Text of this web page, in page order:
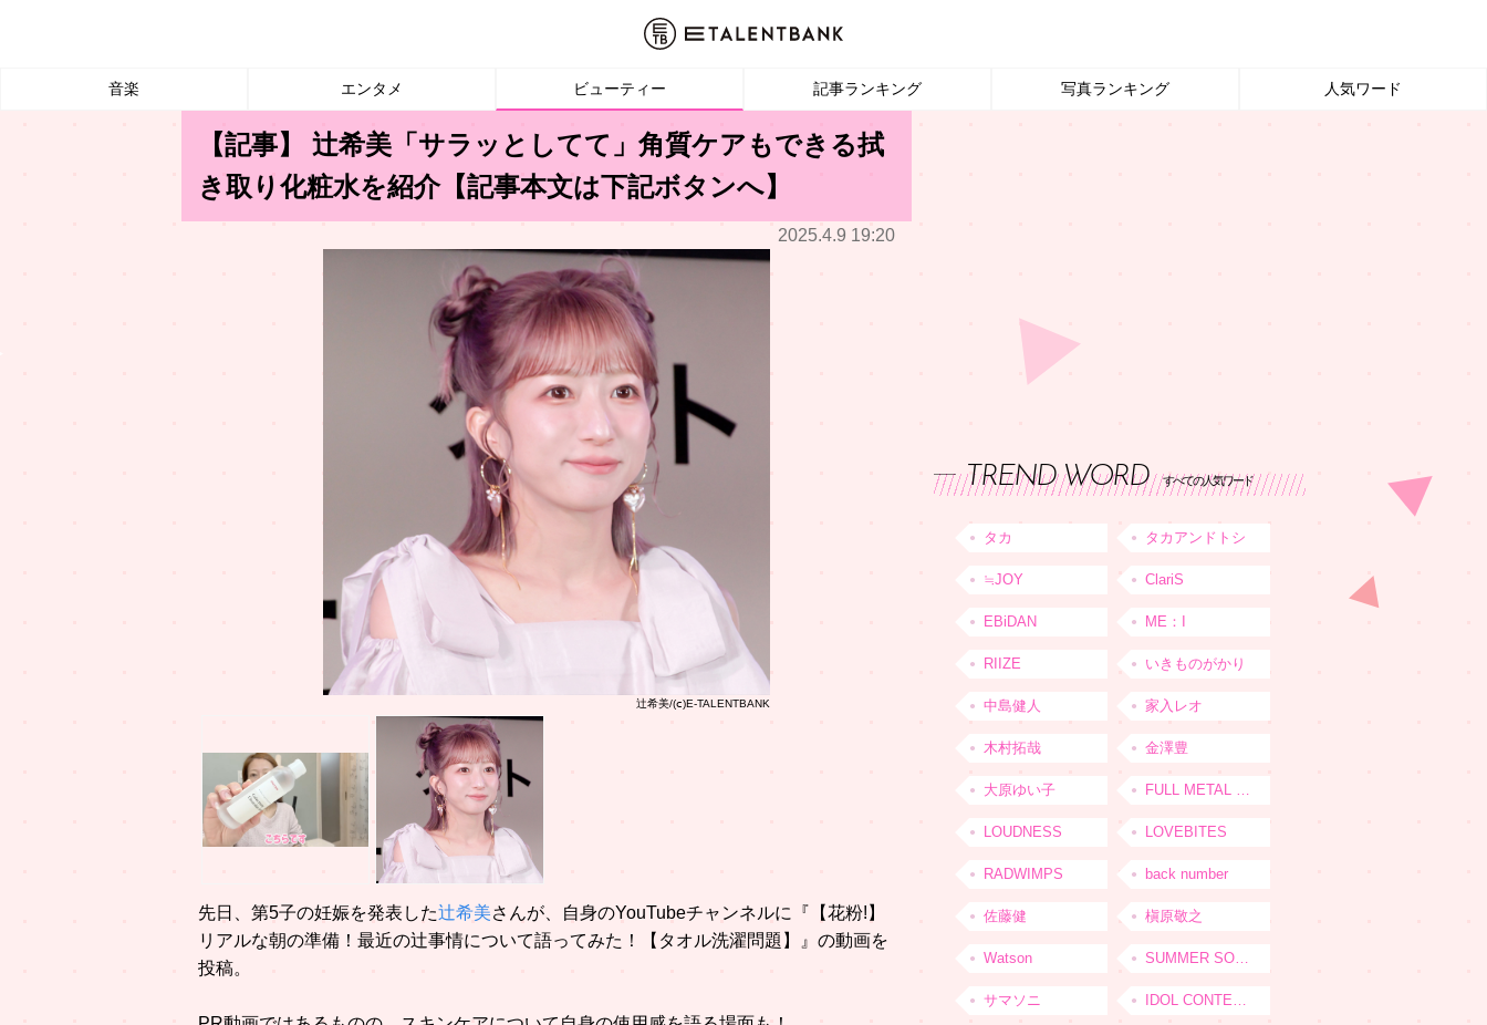
音楽 エンタメ ビューティー 記事ランキング 写真ランキング 人気ワード
【記事】 辻希美「サラッとしてて」角質ケアもできる拭
き取り化粧水を紹介【記事本文は下記ボタンへ】
2025.4.9 19:20
辻希美/(ⅽ)E-TALENTBANK
先日、第5子の妊娠を発表した辻希美さんが、自身のYouTubeチャンネルに『【花粉!】
リアルな朝の準備！最近の辻事情について語ってみた！【タオル洗濯問題】』の動画を
投稿。
TREND WORD すべての人気ワード
タカ タカアンドトシ
≒JOY ClariS
EBiDAN ME：I
RIIZE いきものがかり
中島健人 家入レオ
木村拓哉 金澤豊
大原ゆい子 FULL METAL JAPAN 2026
LOUDNESS LOVEBITES
RADWIMPS back number
佐藤健 槇原敬之
Watson SUMMER SONIC
サマソニ IDOL CONTENT EXPO